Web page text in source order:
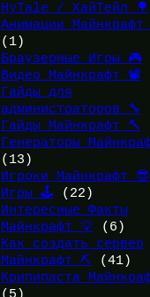
HyTale / ХайТейл 🌳
Анимации
(1)
Браузерные Игры 🎮
Видео Майнкрафт 📽️
Гайды для
администраторов 🔧
Гайды Майнкрафт 🔨
Генераторы
(13)
Игроки Майнкрафт 😎
Игры 🕹️ (22)
Интересные Факты
Майнкрафт 💡(6)
Как создать сервер
Майнкрафт ⛏️ (41)
Крипипаста